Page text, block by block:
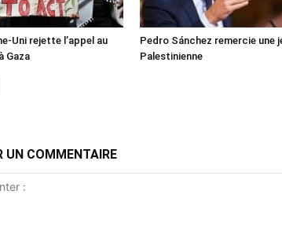
Uni rejette l’appel au
Gaza
Pedro Sánchez remercie une
Palestinienne
UN COMMENTAIRE